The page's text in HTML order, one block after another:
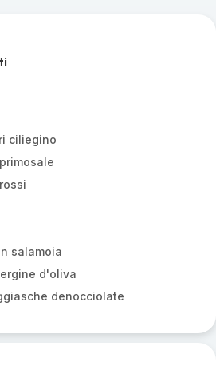
ciliegino
salamoia
d'oliva
denocciolate